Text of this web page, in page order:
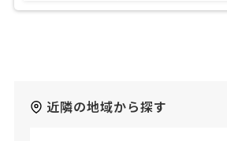
近隣の地域から探す